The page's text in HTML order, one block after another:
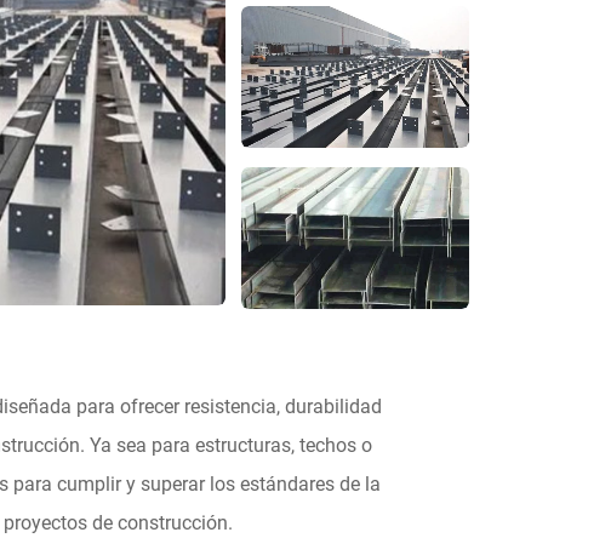
para ofrecer resistencia, durabilidad
Ya sea para estructuras, techos o
para cumplir y superar los estándares de la
de construcción.